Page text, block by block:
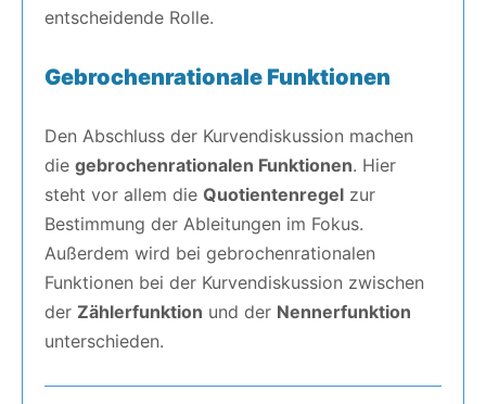
entscheidende Rolle.
Gebrochenrationale Funktionen
Den Abschluss der Kurvendiskussion machen
die gebrochenrationalen Funktionen. Hier
steht vor allem die Quotientenregel zur
Bestimmung der Ableitungen im Fokus.
Außerdem wird bei gebrochenrationalen
Funktionen bei der Kurvendiskussion zwischen
der Zählerfunktion und der Nennerfunktion
unterschieden.